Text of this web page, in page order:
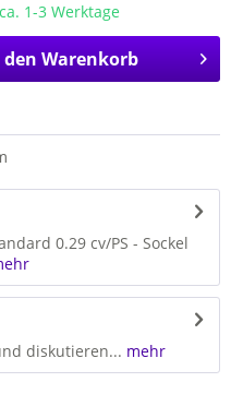
1-3 Werktage
den Warenkorb
0.29 cv/PS - Sockel
diskutieren... mehr